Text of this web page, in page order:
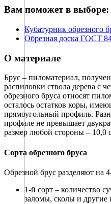
Вам поможет в выборе:
Кубатурник обрезного
Обрезная доска ГОСТ
О материале
Брус – пиломатериал,
распиловки ствола дерева с
обрезного бруса относят
осталось остатков коры,
прямоугольный профиль.
профиле не превышает
размер любой стороны – 10,0
Сорта обрезного бруса
Обрезной брус разделяют на
1-й сорт – количество
заломы, сколы и другие